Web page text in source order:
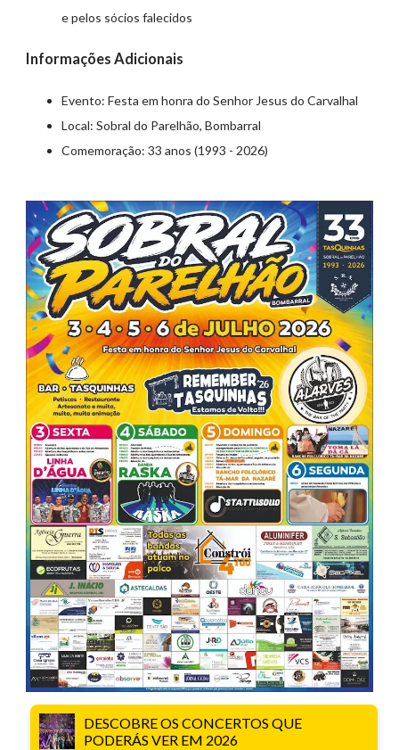
e pelos sócios falecidos
Informações Adicionais
Evento: Festa em honra do Senhor Jesus do Carvalhal
Local: Sobral do Parelhão, Bombarral
Comemoração: 33 anos (1993 - 2026)
DESCOBRE OS CONCERTOS QUE
PODERÁS VER EM 2026